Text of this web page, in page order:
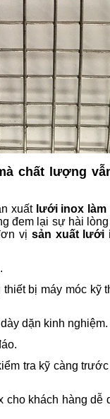
chất lượng
xuất lưới inox
đem lại sự hài
vị sản xuất lưới
bị máy móc kỹ
dặn kinh nghiệm.
tra kỹ càng
cho khách hàng dễ